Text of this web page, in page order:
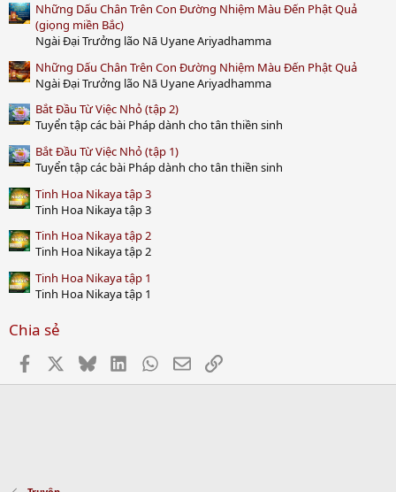
t
a
r
(
s
)
Những Dấu Chân Trên Con Đường Nhiệm Màu Đến Phật Quả
(giọng miền Bắc)
Ngài Đại Trưởng lão Nā Uyane Ariyadhamma
Những Dấu Chân Trên Con Đường Nhiệm Màu Đến Phật Quả
Ngài Đại Trưởng lão Nā Uyane Ariyadhamma
Bắt Đầu Từ Việc Nhỏ (tập 2)
Tuyển tập các bài Pháp dành cho tân thiền sinh
Bắt Đầu Từ Việc Nhỏ (tập 1)
Tuyển tập các bài Pháp dành cho tân thiền sinh
Tinh Hoa Nikaya tập 3
Tinh Hoa Nikaya tập 3
Tinh Hoa Nikaya tập 2
Tinh Hoa Nikaya tập 2
Tinh Hoa Nikaya tập 1
Tinh Hoa Nikaya tập 1
Chia sẻ
Facebook BlueskyLinkedInWhatsApp
EmailLink